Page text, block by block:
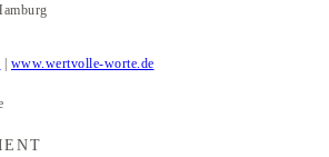
| www.wertvolle-worte.de